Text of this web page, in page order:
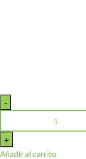
Añadir al carrito